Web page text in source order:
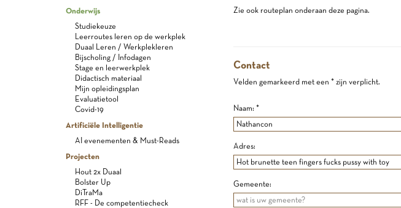
Onderwijs
Studiekeuze
Leerroutes leren op de werkplek
Duaal Leren / Werkplekleren
Bijscholing / Infodagen
Stage en leerwerkplek
Didactisch materiaal
Mijn opleidingsplan
Evaluatietool
Covid-19
Artificiële Intelligentie
AI evenementen & Must-Reads
Projecten
Hout 2x Duaal
Bolster Up
DiTraMa
RFF - De competentiecheck
Zie ook routeplan onderaan deze pagina.
Contact
Velden gemarkeerd met een * zijn verplicht.
Naam: *
Adres:
Gemeente: